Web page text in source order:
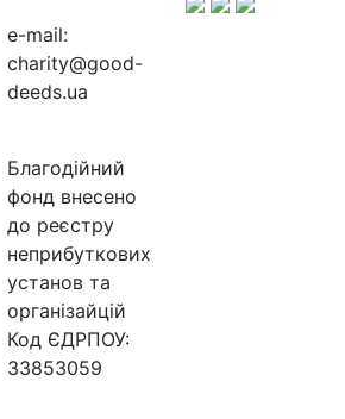
e-mail:
charity@good-
deeds.ua
Благодійний
фонд внесено
до реєстру
неприбуткових
установ та
організайцій
Код ЄДРПОУ:
33853059